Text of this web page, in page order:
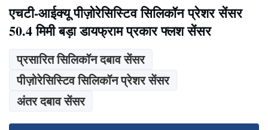
एचटी-आईक्यू पीज़ोरेसिस्टिव सिलिकॉन प्रेशर सेंसर
50.4 मिमी बड़ा डायफ्राम प्रकार फ्लश सेंसर
प्रसारित सिलिकॉन दबाव सेंसर
पीज़ोरेसिस्टिव सिलिकॉन प्रेशर सेंसर
अंतर दबाव सेंसर